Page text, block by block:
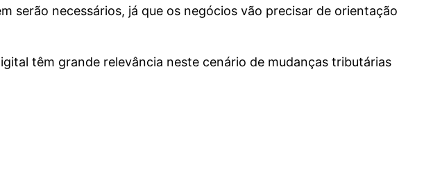
serão necessários, já que os negócios vão precisar de orientação
têm grande relevância neste cenário de mudanças tributárias